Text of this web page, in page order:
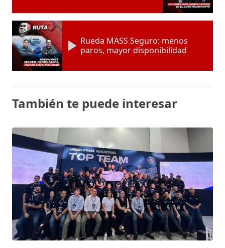
Rueda MASS Seguro: menos
paros, mayor disponibilidad
También te puede interesar